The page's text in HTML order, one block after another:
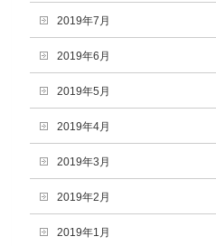
2019年7月
2019年6月
2019年5月
2019年4月
2019年3月
2019年2月
2019年1月